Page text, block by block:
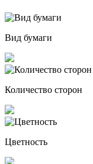
Вид бумаги
Количество сторон
Цветность